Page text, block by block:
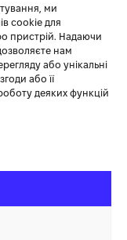
ми
cookie для
пристрій. Надаючи
нам
або унікальні
або її
деяких функцій
14
096 796 14 54